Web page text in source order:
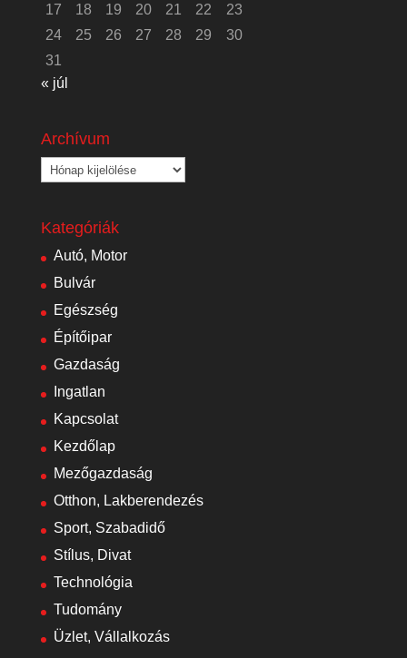
17
18 19 20 21 22
23
24
25 26 27 28 29
30
31
« júl
Archívum
Archívum
Kategóriák
Autó, Motor
Bulvár
Egészség
Építőipar
Gazdaság
Ingatlan
Kapcsolat
Kezdőlap
Mezőgazdaság
Otthon, Lakberendezés
Sport, Szabadidő
Stílus, Divat
Technológia
Tudomány
Üzlet, Vállalkozás